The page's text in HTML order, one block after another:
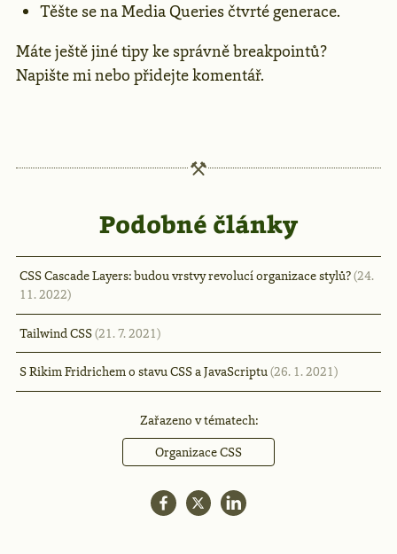
Těšte se na Media Queries čtvrté generace.
Máte ještě jiné tipy ke správně breakpointů?
Napište mi nebo přidejte komentář.
Podobné články
CSS Cascade Layers: budou vrstvy revolucí organizace stylů?(24.
11. 2022)
Tailwind CSS(21. 7. 2021)
S Rikim Fridrichem o stavu CSS a JavaScriptu(26. 1. 2021)
Zařazeno v tématech:
Organizace CSS